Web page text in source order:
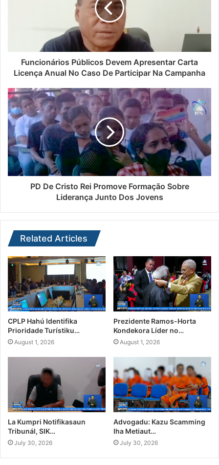
Funcionários Públicos Devem Apresentar Carta
Licença Anual No Caso De Participar Na Campanha
PD De Cristo Rei Promove Formação Sobre
Liderança Junto Dos Jovens
Related Articles
CPLP Hahú Identifika
Prioridade Turístiku…
August 1, 2026
Prezidente Ramos-Horta
Kondekora Líder no…
August 1, 2026
La Kumpri Notifikasaun
Tribunál, SIK…
July 30, 2026
Advogadu: Kazu Scamming
Iha Metiaut…
July 30, 2026